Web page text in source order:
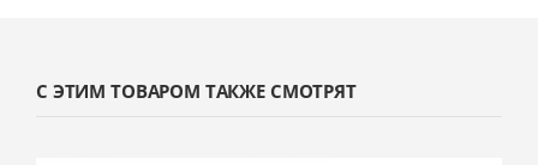
С ЭТИМ ТОВАРОМ ТАКЖЕ СМОТРЯТ